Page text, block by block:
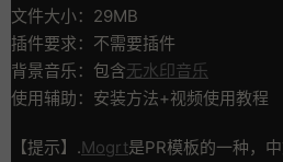
文件大小：29MB
插件要求：不需要插件
背景音乐：包含无水印音乐
使用辅助：安装方法+视频使用教程
【提示】.Mogrt是PR模板的一种，中